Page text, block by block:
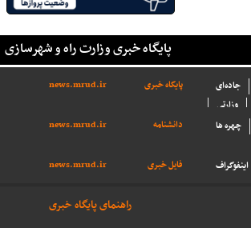
پایگاه خبری وزارت راه و شهرسازی
پایگاه خبری news.mrud.ir جاده‌ای
وزارتی
دانشنامه
news.mrud.ir چهره ها
فایل خبری news.mrud.ir اینفوگراف
راهنمای پایگاه خبری